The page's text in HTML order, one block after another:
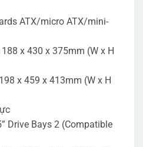
ATX/micro ATX/mini-
x 430 x 375mm (W x H
x 459 x 413mm (W x H
Drive Bays 2 (Compatible